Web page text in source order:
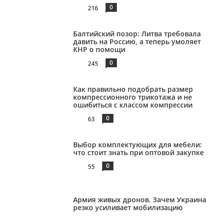
216 0
Балтийский позор: Литва требовала
давить на Россию, а теперь умоляет
КНР о помощи
245 0
Как правильно подобрать размер
компрессионного трикотажа и не
ошибиться с классом компрессии
63 0
Выбор комплектующих для мебели:
что стоит знать при оптовой закупке
55 0
Армия живых дронов. Зачем Украина
резко усиливает мобилизацию